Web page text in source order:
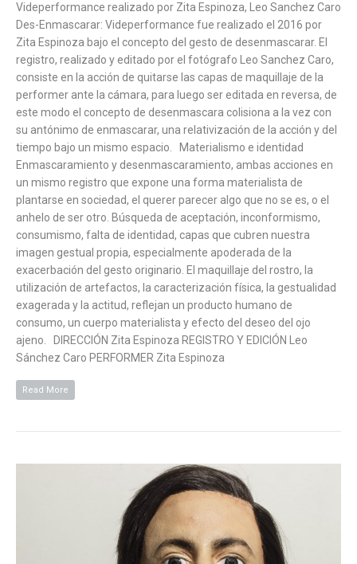
Videperformance realizado por Zita Espinoza, Leo Sanchez Caro
Des-Enmascarar: Videperformance fue realizado el 2016 por
Zita Espinoza bajo el concepto del gesto de desenmascarar. El
registro, realizado y editado por el fotógrafo Leo Sanchez Caro,
consiste en la acción de quitarse las capas de maquillaje de la
performer ante la cámara, para luego ser editada en reversa, de
este modo el concepto de desenmascara colisiona a la vez con
su antónimo de enmascarar, una relativización de la acción y del
tiempo bajo un mismo espacio. Materialismo e identidad
Enmascaramiento y desenmascaramiento, ambas acciones en
un mismo registro que expone una forma materialista de
plantarse en sociedad, el querer parecer algo que no se es, o el
anhelo de ser otro. Búsqueda de aceptación, inconformismo,
consumismo, falta de identidad, capas que cubren nuestra
imagen gestual propia, especialmente apoderada de la
exacerbación del gesto originario. El maquillaje del rostro, la
utilización de artefactos, la caracterización física, la gestualidad
exagerada y la actitud, reflejan un producto humano de
consumo, un cuerpo materialista y efecto del deseo del ojo
ajeno. DIRECCIÓN Zita Espinoza REGISTRO Y EDICIÓN Leo
Sánchez Caro PERFORMER Zita Espinoza
Read More